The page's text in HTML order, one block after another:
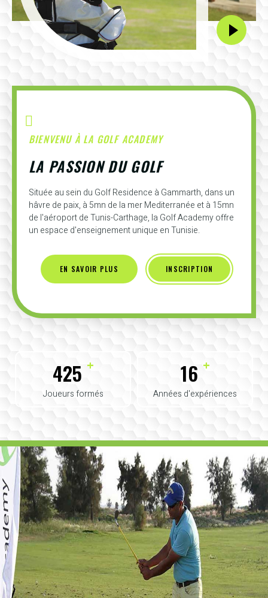
BIENVENU À LA GOLF ACADEMY
LA PASSION DU GOLF
Située au sein du Golf Residence à Gammarth, dans un
hâvre de paix, à 5mn de la mer Mediterranée et à 15mn
de l'aéroport de Tunis-Carthage, la Golf Academy offre
un espace d'enseignement unique en Tunisie.
EN SAVOIR PLUS INSCRIPTION
425 +
Joueurs formés
16 +
Années d'expériences